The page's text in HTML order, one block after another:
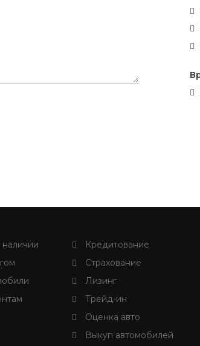
Кредитование
Страхование
Лизинг
Трейд-ин
Оценка авто
Выкуп автомобилей